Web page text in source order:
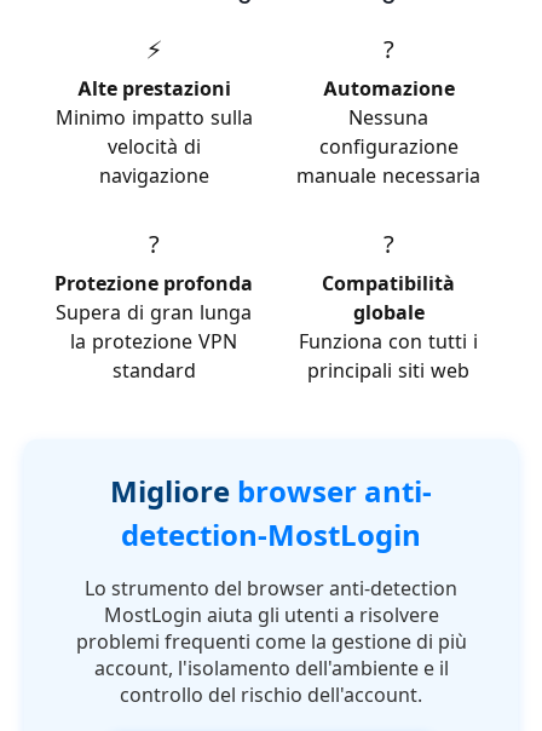
⚡
Alte prestazioni
Minimo impatto sulla
velocità di
navigazione
?
Automazione
Nessuna
configurazione
manuale necessaria
?
Protezione profonda
Supera di gran lunga
la protezione VPN
standard
?
Compatibilità
globale
Funziona con tutti i
principali siti web
Migliore browser anti-
detection-MostLogin
Lo strumento del browser anti-detection
MostLogin aiuta gli utenti a risolvere
problemi frequenti come la gestione di più
account, l'isolamento dell'ambiente e il
controllo del rischio dell'account.